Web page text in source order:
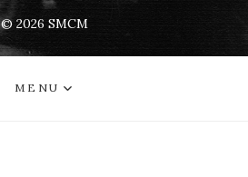
© 2026 SMCM
MENU